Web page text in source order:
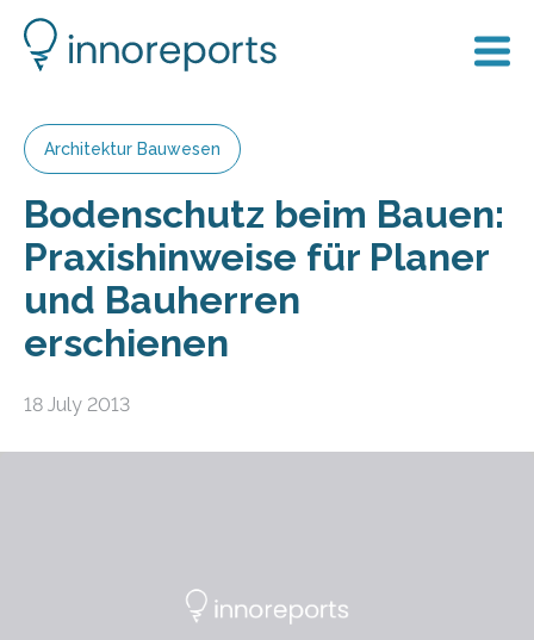
Architektur Bauwesen
Bodenschutz beim Bauen:
Praxishinweise für Planer
und Bauherren
erschienen
18 July 2013